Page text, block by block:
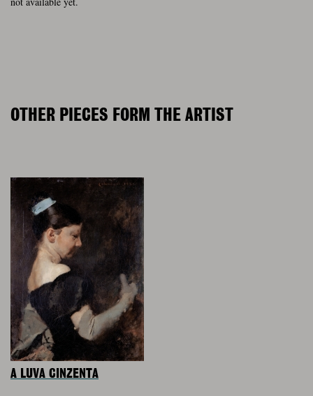
OTHER PIECES FORM THE ARTIST
A LUVA CINZENTA